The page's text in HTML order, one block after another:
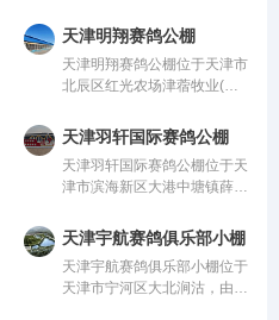
公棚以国际、国内先进、科学
合理的设计方案进行建设，采
用一体化钢架结构，公棚长
200米，宽28米，高
天津明翔赛鸽公棚
天津明翔赛鸽公棚位于天津市
北辰区红光农场津蓿牧业(院
该公棚以国际、国内先进、科
学合理的设计方案进行建设，
采用一体化钢架结构，公棚长
200米，宽28米，
天津羽轩国际赛鸽公棚
天津羽轩国际赛鸽公棚位于天
津市滨海新区大港中塘镇薛卫
际赛鸽公棚，由中国信鸽协会
监管。该公棚以国际、国内先
进、科学合理的设计方案进行
建设，采用
天津宇航赛鸽俱乐部小棚
天津宇航赛鸽俱乐部小棚位于
天津市宁河区大北涧沽，由中